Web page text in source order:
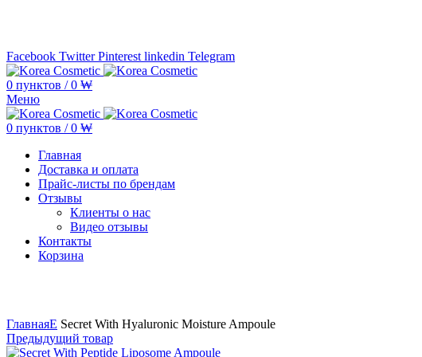
Facebook Twitter Pinterest linkedin Telegram
0 пунктов / 0 ₩
Меню
0 пунктов / 0 ₩
Главная
Доставка и оплата
Прайс-листы по брендам
Отзывы
Клиенты о нас
Видео отзывы
Контакты
Корзина
ГлавнаяE Secret With Hyaluronic Moisture Ampoule
Предыдущий товар